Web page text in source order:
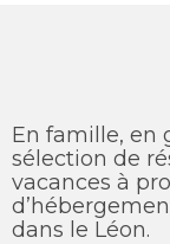
En famille, en
sélection de
vacances à
dans le Léon.